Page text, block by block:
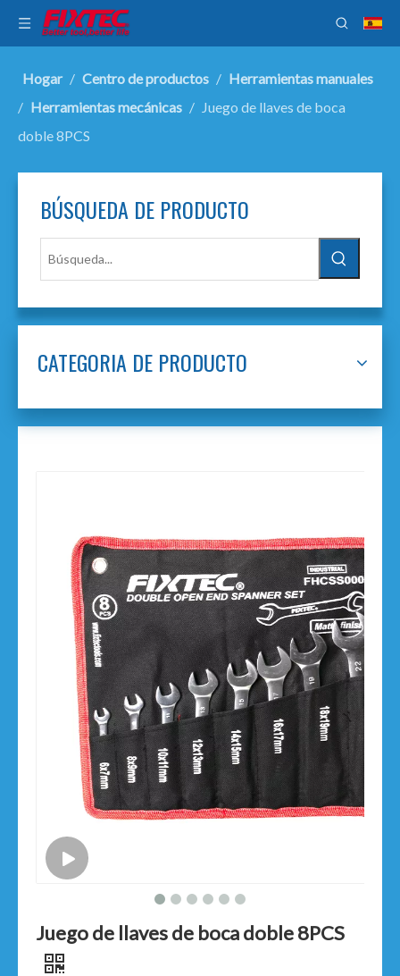
Hogar / Centro de productos / Herramientas manuales
/ Herramientas mecánicas / Juego de llaves de boca
doble 8PCS
BÚSQUEDA DE PRODUCTO
CATEGORIA DE PRODUCTO
Juego de llaves de boca doble 8PCS